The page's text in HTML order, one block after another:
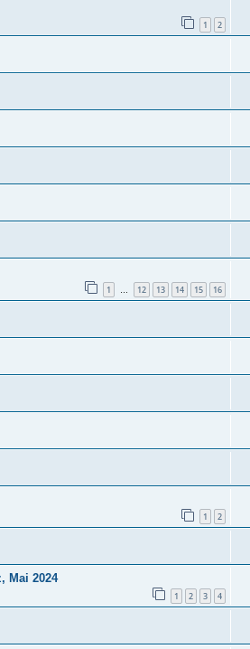
1 2
1 … 12 13 14 15 16
1 2
Mai 2024
1 2 3 4